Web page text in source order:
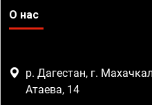
О нас
р. Дагестан, г.
Атаева, 14